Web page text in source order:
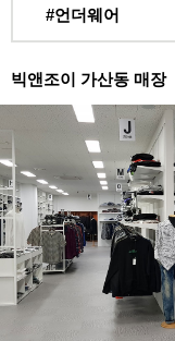
#언더웨어
빅앤조이 가산동 매장